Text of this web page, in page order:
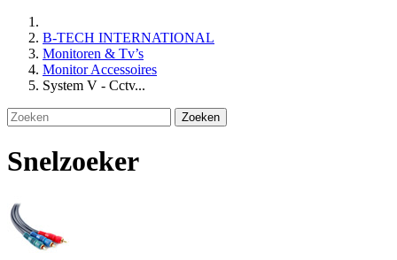
B-TECH INTERNATIONAL
Monitoren & Tv’s
Monitor Accessoires
System V - Cctv...
Zoeken
Snelzoeker